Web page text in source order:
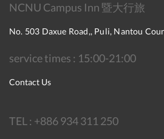
NCNU Campus Inn 暨大行旅
No. 503 Daxue Road,, Puli, Nantou
service times : 15:00-21:00
Contact Us
TEL : +886 934 311 250